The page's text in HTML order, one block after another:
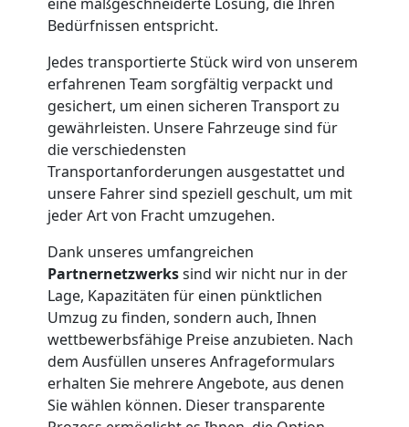
Bedürfnissen entspricht.
Jedes transportierte Stück wird von unserem
erfahrenen Team sorgfältig verpackt und
gesichert, um einen sicheren Transport zu
gewährleisten. Unsere Fahrzeuge sind für
die verschiedensten
Transportanforderungen ausgestattet und
unsere Fahrer sind speziell geschult, um mit
jeder Art von Fracht umzugehen.
Dank unseres umfangreichen
Partnernetzwerkssind wir nicht nur in der
Lage, Kapazitäten für einen pünktlichen
Umzug zu finden, sondern auch, Ihnen
wettbewerbsfähige Preise anzubieten. Nach
dem Ausfüllen unseres Anfrageformulars
erhalten Sie mehrere Angebote, aus denen
Sie wählen können. Dieser transparente
Möbelmontage
Feldkirch
Möbeltransport
Feldkirch
Beiladung
Feldkirch
Mini
Umzug